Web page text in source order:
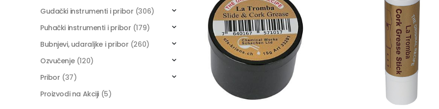
Gudački instrumenti i pribor (306)
Puhački instrumenti i pribor (179)
Bubnjevi, udaraljke i pribor (260)
Ozvučenje (120)
Pribor (37)
Proizvodi na Akciji (5)